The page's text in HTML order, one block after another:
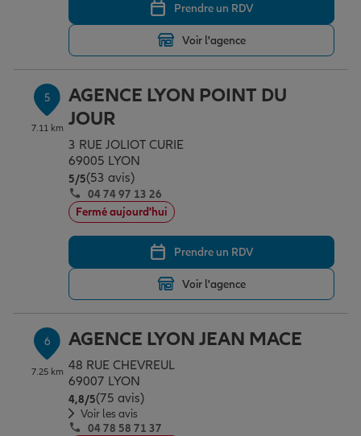
Prendre un RDV
Voir l'agence
5
7.11 km
AGENCE LYON POINT DU
JOUR
3 RUE JOLIOT CURIE
69005 LYON
5/5Note de 5 sur 5
(53 avis)
04 74 97 13 26
Fermé aujourd'hui
Prendre un RDV
Voir l'agence
6
7.25 km
AGENCE LYON JEAN MACE
48 RUE CHEVREUL
69007 LYON
4,8/5Note de 4.8 sur 5
(75 avis)
Voir les avis
04 78 58 71 37